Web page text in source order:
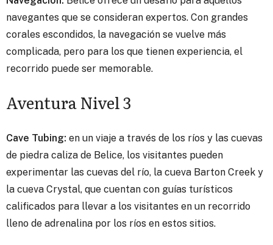
navegantes que se consideran expertos. Con grandes
corales escondidos, la navegación se vuelve más
complicada, pero para los que tienen experiencia, el
recorrido puede ser memorable.
Aventura Nivel 3
Cave Tubing: en un viaje a través de los ríos y las cuevas
de piedra caliza de Belice, los visitantes pueden
experimentar las cuevas del río, la cueva Barton Creek y
la cueva Crystal, que cuentan con guías turísticos
calificados para llevar a los visitantes en un recorrido
lleno de adrenalina por los ríos en estos sitios.